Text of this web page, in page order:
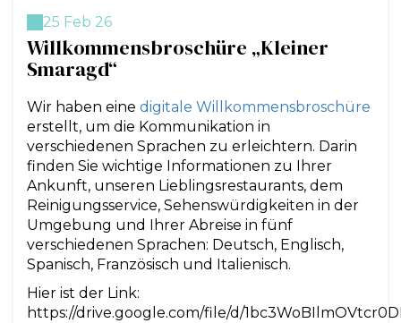
25 Feb 26
Willkommensbroschüre „Kleiner
Smaragd“
Wir haben eine digitale Willkommensbroschüre
erstellt, um die Kommunikation in
verschiedenen Sprachen zu erleichtern. Darin
finden Sie wichtige Informationen zu Ihrer
Ankunft, unseren Lieblingsrestaurants, dem
Reinigungsservice, Sehenswürdigkeiten in der
Umgebung und Ihrer Abreise in fünf
verschiedenen Sprachen: Deutsch, Englisch,
Spanisch, Französisch und Italienisch.
Hier ist der Link:
https://drive.google.com/file/d/